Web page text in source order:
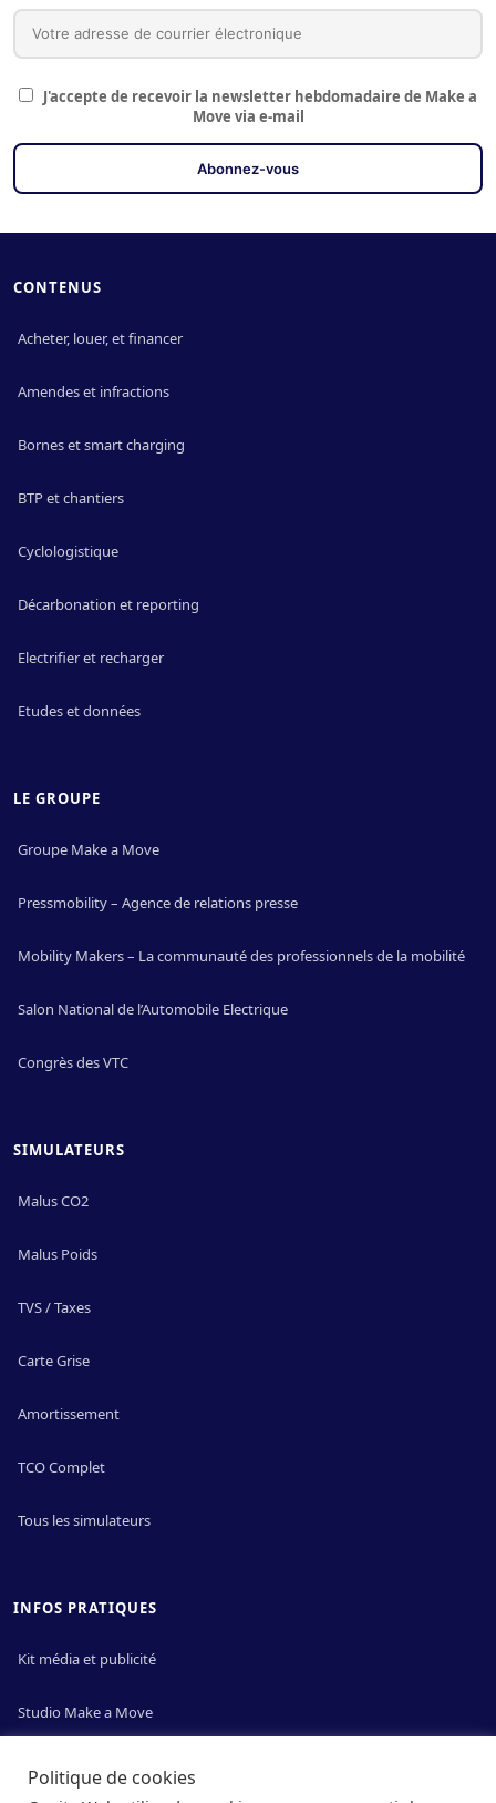
J'accepte de recevoir la newsletter hebdomadaire de Make a
Move via e-mail
CONTENUS
Acheter, louer, et financer
Amendes et infractions
Bornes et smart charging
BTP et chantiers
Cyclologistique
Décarbonation et reporting
Electrifier et recharger
Etudes et données
LE GROUPE
Groupe Make a Move
Pressmobility – Agence de relations presse
Mobility Makers – La communauté des professionnels de la mobilité
Salon National de l’Automobile Electrique
Congrès des VTC
SIMULATEURS
Malus CO2
Malus Poids
TVS / Taxes
Carte Grise
Amortissement
TCO Complet
Tous les simulateurs
INFOS PRATIQUES
Kit média et publicité
Studio Make a Move
Politique de cookies